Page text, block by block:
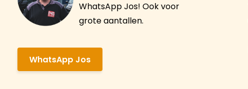
WhatsApp Jos! Ook voor
grote aantallen.
WhatsApp Jos